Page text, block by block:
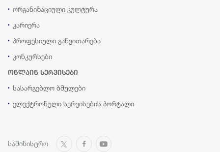
ორგანიზაციული კულტურა
კარიერა
პროფესიული განვითარება
კონკურსები
ონლაინ სერვისები
სასარგებლო ბმულები
ელექტრონული სერვისების პორტალი
სამინისტრო